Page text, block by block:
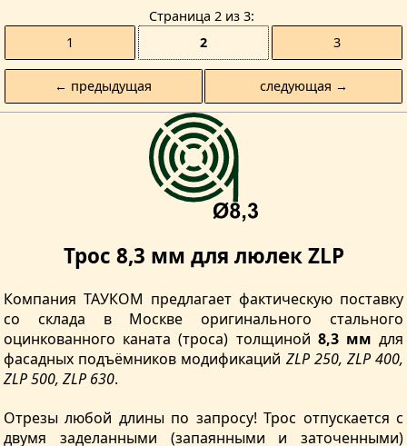
Трос 8,3 мм для люлек ZLP
Компания ТАУКОМ предлагает фактическую поставку
со склада в Москве оригинального стального
оцинкованного каната (троса) толщиной 8,3 мм для
фасадных подъёмников модификаций ZLP 250, ZLP 400,
ZLP 500, ZLP 630.
Отрезы любой длины по запросу! Трос отпускается с
двумя заделанными (запаянными и заточенными)
← предыдущая
Страницa 2 из 3
1
2 3
следующая →